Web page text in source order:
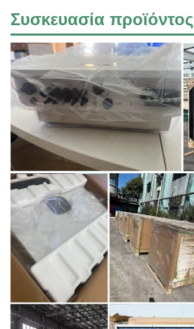
Συσκευασία προϊόντος